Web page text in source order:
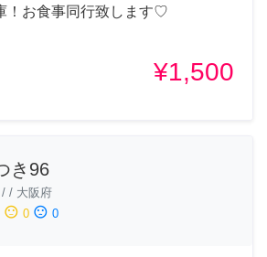
！お食事同行致します♡
¥1,500
き96
/ / 大阪府
sentiment_neutral 0 sentiment_dissatisfied 0